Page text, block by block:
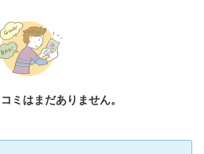
ミはまだありません。